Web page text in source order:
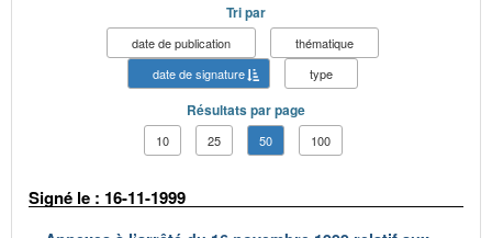
Tri par
date de publication
thématique
date de signature
type
Résultats par page
10 25 50 100
Signé le : 16-11-1999